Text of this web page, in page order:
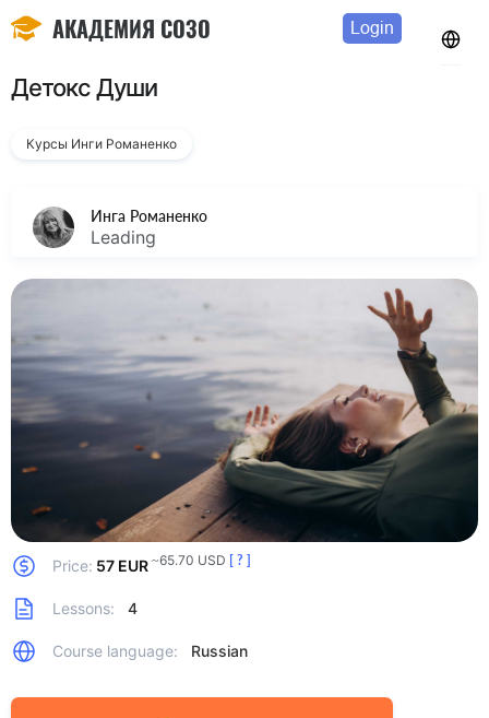
АКАДЕМИЯ СОЗО Login
Детокс Души
Курсы Инги Романенко
Инга Романенко
Leading
Price: 57 EUR ~65.70 USD [ ? ]
Lessons: 4
Course language: Russian